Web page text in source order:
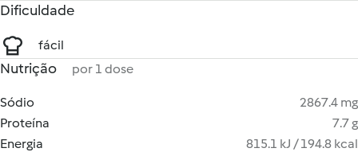
Dificuldade
fácil
Nutrição por 1 dose
Sódio
2867.4 mg
Proteína
7.7 g
Energia
815.1 kJ / 194.8 kcal